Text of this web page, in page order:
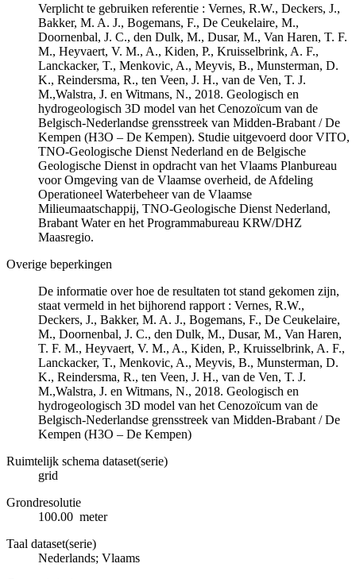
Verplicht te gebruiken referentie : Vernes, R.W., Deckers, J.,
Bakker, M. A. J., Bogemans, F., De Ceukelaire, M.,
Doornenbal, J. C., den Dulk, M., Dusar, M., Van Haren, T. F.
M., Heyvaert, V. M., A., Kiden, P., Kruisselbrink, A. F.,
Lanckacker, T., Menkovic, A., Meyvis, B., Munsterman, D.
K., Reindersma, R., ten Veen, J. H., van de Ven, T. J.
M.,Walstra, J. en Witmans, N., 2018. Geologisch en
hydrogeologisch 3D model van het Cenozoïcum van de
Belgisch-Nederlandse grensstreek van Midden-Brabant / De
Kempen (H3O – De Kempen). Studie uitgevoerd door VITO,
TNO-Geologische Dienst Nederland en de Belgische
Geologische Dienst in opdracht van het Vlaams Planbureau
voor Omgeving van de Vlaamse overheid, de Afdeling
Operationeel Waterbeheer van de Vlaamse
Milieumaatschappij, TNO-Geologische Dienst Nederland,
Brabant Water en het Programmabureau KRW/DHZ
Maasregio.
Overige beperkingen
De informatie over hoe de resultaten tot stand gekomen zijn,
staat vermeld in het bijhorend rapport : Vernes, R.W.,
Deckers, J., Bakker, M. A. J., Bogemans, F., De Ceukelaire,
M., Doornenbal, J. C., den Dulk, M., Dusar, M., Van Haren,
T. F. M., Heyvaert, V. M., A., Kiden, P., Kruisselbrink, A. F.,
Lanckacker, T., Menkovic, A., Meyvis, B., Munsterman, D.
K., Reindersma, R., ten Veen, J. H., van de Ven, T. J.
M.,Walstra, J. en Witmans, N., 2018. Geologisch en
hydrogeologisch 3D model van het Cenozoïcum van de
Belgisch-Nederlandse grensstreek van Midden-Brabant / De
Kempen (H3O – De Kempen)
Ruimtelijk schema dataset(serie)
grid
Grondresolutie
100.00 meter
Taal dataset(serie)
Nederlands; Vlaams